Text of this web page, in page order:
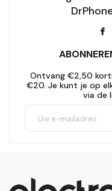
Ontvang €2,50
€20. Je kunt je op
via de